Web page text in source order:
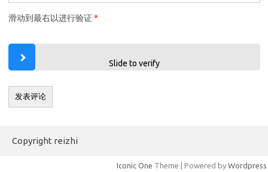
滑动到最右以进行验证 *
Slide to verify
Copyright reizhi
Iconic One Theme | Powered by Wordpress